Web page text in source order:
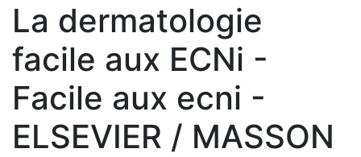
La dermatologie
facile aux ECNi -
Facile aux ecni -
ELSEVIER / MASSON